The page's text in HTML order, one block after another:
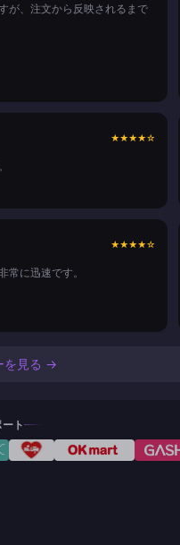
が、注文から反映されるまで
★★★★☆
★★★★☆
常に迅速です。
を見る →
ト